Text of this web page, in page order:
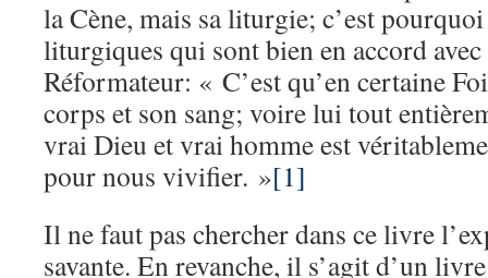
la Cène, mais sa liturgie; c’est
liturgiques qui sont bien en accord avec
Réformateur: « C’est qu’en certaine
corps et son sang; voire lui tout
vrai Dieu et vrai homme est
pour nous vivifier. »[1]
Il ne faut pas chercher dans ce livre
savante. En revanche, il s’agit d’un